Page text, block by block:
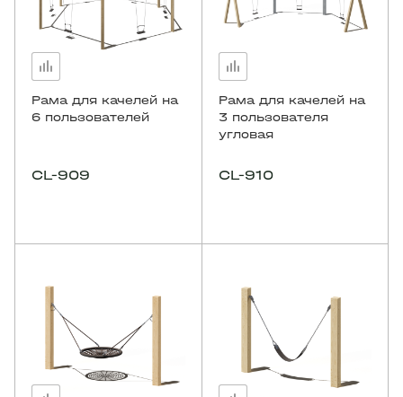
Рама для качелей на
6 пользователей
CL-909
Рама для качелей на
3 пользователя
угловая
CL-910